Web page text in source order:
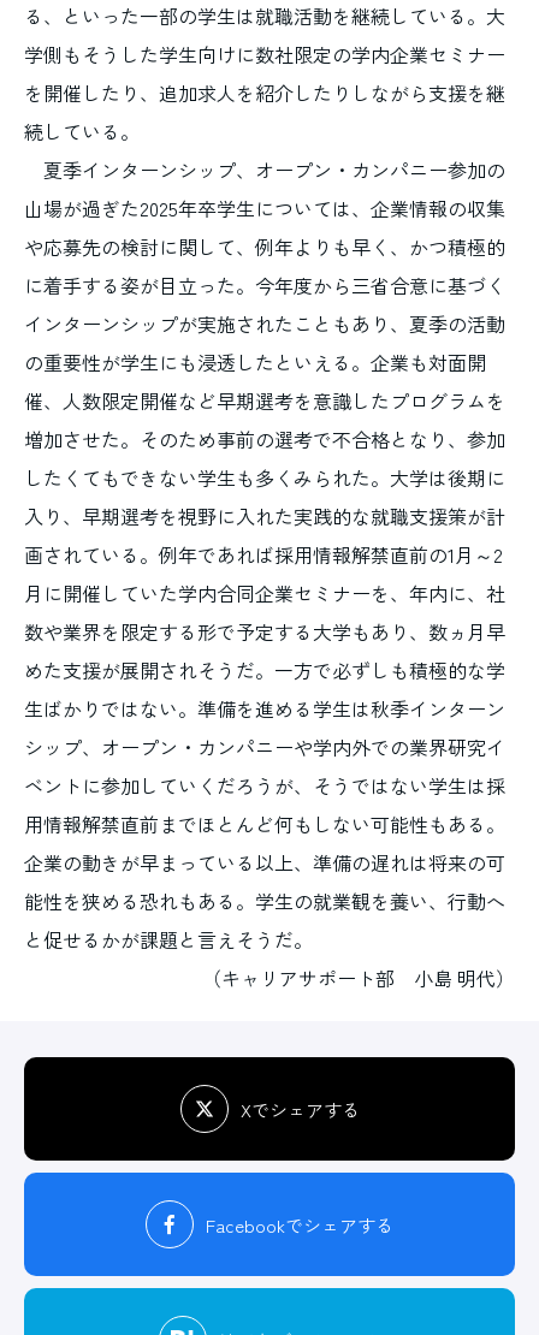
る、といった一部の学生は就職活動を継続している。大
学側もそうした学生向けに数社限定の学内企業セミナー
を開催したり、追加求人を紹介したりしながら支援を継
続している。
夏季インターンシップ、オープン・カンパニー参加の
山場が過ぎた2025年卒学生については、企業情報の収集
や応募先の検討に関して、例年よりも早く、かつ積極的
に着手する姿が目立った。今年度から三省合意に基づく
インターンシップが実施されたこともあり、夏季の活動
の重要性が学生にも浸透したといえる。企業も対面開
催、人数限定開催など早期選考を意識したプログラムを
増加させた。そのため事前の選考で不合格となり、参加
したくてもできない学生も多くみられた。大学は後期に
入り、早期選考を視野に入れた実践的な就職支援策が計
画されている。例年であれば採用情報解禁直前の1月～2
月に開催していた学内合同企業セミナーを、年内に、社
数や業界を限定する形で予定する大学もあり、数ヵ月早
めた支援が展開されそうだ。一方で必ずしも積極的な学
生ばかりではない。準備を進める学生は秋季インターン
シップ、オープン・カンパニーや学内外での業界研究イ
ベントに参加していくだろうが、そうではない学生は採
用情報解禁直前までほとんど何もしない可能性もある。
企業の動きが早まっている以上、準備の遅れは将来の可
能性を狭める恐れもある。学生の就業観を養い、行動へ
と促せるかが課題と言えそうだ。
（キャリアサポート部 小島 明代）
Xでシェアする
Facebookでシェアする